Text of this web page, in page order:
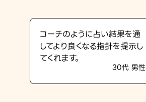
LINE占いを開く
コーチのように占い結果を通
してより良くなる指針を提示し
てくれます。
30代 男性